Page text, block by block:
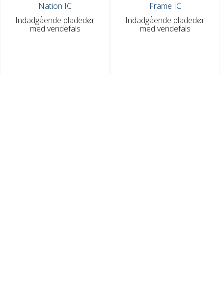
Nation IC
Indadgående pladedør
med vendefals
Frame IC
Indadgående pladedør
med vendefals